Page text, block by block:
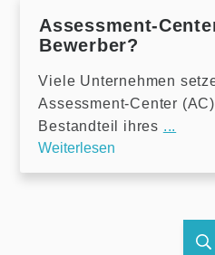
Assessment-
Bewerber?
Viele Unternehmen
Assessment-Center
Bestandteil ihres ...
Weiterlesen